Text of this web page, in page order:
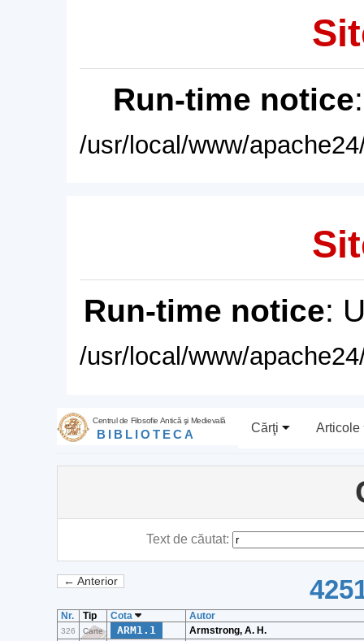
Run-time notice
/usr/local/www/
Run-time notice:
/usr/local/www/
Centrul de Filosofie Antică şi Medievală
BIBLIOTECA Cărţi Articole
Text de căutat:
← Anterior
Nr. Tip Cota Autor
326 Carte ARM1.1 Armstrong, A. H.